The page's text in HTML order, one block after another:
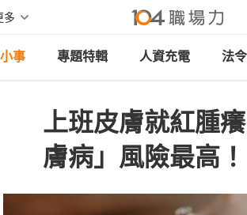
多
事 專題特輯 人資充電 法
上班皮膚就紅腫
膚病」風險最高！